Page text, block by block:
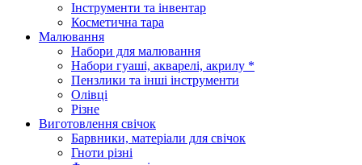
Інструменти та інвентар
Косметична тара
Малювання
Набори для малювання
Набори гуаші, акварелі, акрилу *
Пензлики та інші інструменти
Олівці
Різне
Виготовлення свічок
Барвники, матеріали для свічок
Гноти різні